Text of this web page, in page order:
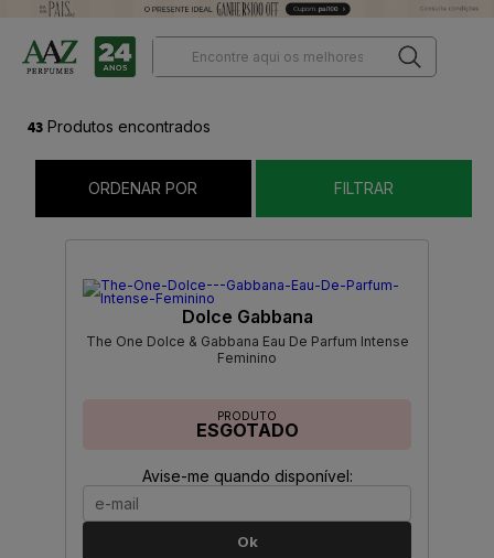
43 Produtos encontrados
ORDENAR POR FILTRAR
Dolce Gabbana
The One Dolce & Gabbana Eau De Parfum Intense
Feminino
PRODUTO
ESGOTADO
Avise-me quando disponível:
Ok